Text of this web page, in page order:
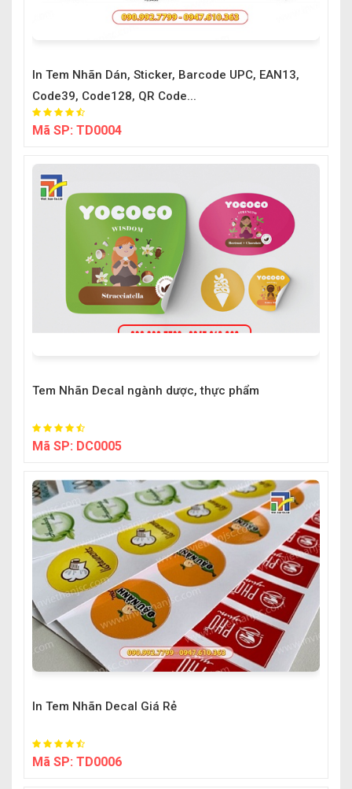
In Tem Nhãn Dán, Sticker, Barcode UPC, EAN13,
Code39, Code128, QR Code...
Mã SP: TD0004
Tem Nhãn Decal ngành dược, thực phẩm
Mã SP: DC0005
In Tem Nhãn Decal Giá Rẻ
Mã SP: TD0006